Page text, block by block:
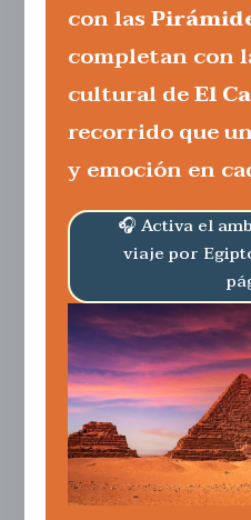
con las
completan con
cultural deEl
recorrido que
y emoción en
🎧 Activa el
viaje por